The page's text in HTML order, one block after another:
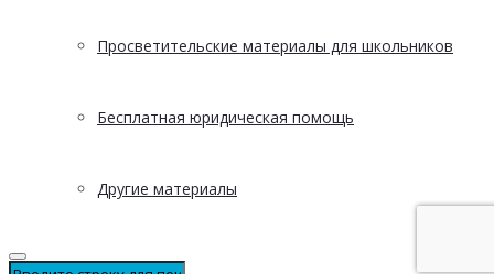
Просветительские материалы для школьников
Бесплатная юридическая помощь
Другие материалы